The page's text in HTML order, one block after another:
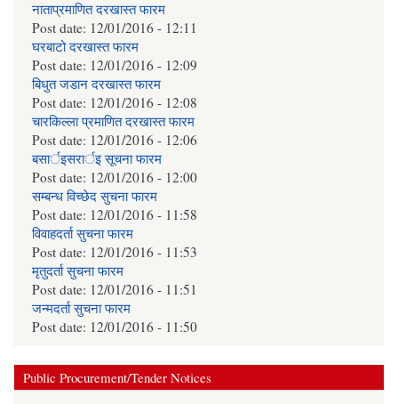
नाताप्रमाणित दरखास्त फारम
Post date: 12/01/2016 - 12:11
घरबाटो दरखास्त फारम
Post date: 12/01/2016 - 12:09
बिधुत जडान दरखास्त फारम
Post date: 12/01/2016 - 12:08
चारकिल्ला प्रमाणित दरखास्त फारम
Post date: 12/01/2016 - 12:06
बसार्इसरार्इ सूचना फारम
Post date: 12/01/2016 - 12:00
सम्बन्ध विच्छेद सुचना फारम
Post date: 12/01/2016 - 11:58
विवाहदर्ता सुचना फारम
Post date: 12/01/2016 - 11:53
मृतुदर्ता सुचना फारम
Post date: 12/01/2016 - 11:51
जन्मदर्ता सुचना फारम
Post date: 12/01/2016 - 11:50
Public Procurement/Tender Notices